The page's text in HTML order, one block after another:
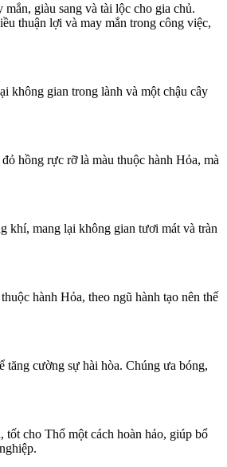
giàu sang và tài lộc cho gia chủ.
thuận lợi và may mắn trong công việc,
không gian trong lành và một chậu cây
hồng rực rỡ là màu thuộc hành Hỏa, mà
khí, mang lại không gian tươi mát và tràn
hành Hỏa, theo ngũ hành tạo nên thế
tăng cường sự hài hòa. Chúng ưa bóng,
tốt cho Thổ một cách hoàn hảo, giúp bổ